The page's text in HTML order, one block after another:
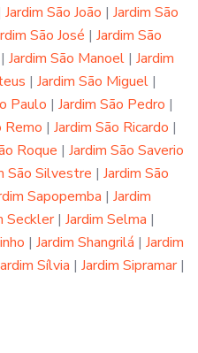
Jardim São João | Jardim São
São José | Jardim São
| Jardim São Manoel | Jardim
| Jardim São Miguel |
Paulo | Jardim São Pedro |
Remo | Jardim São Ricardo |
Roque | Jardim São Saverio
São Silvestre | Jardim São
Sapopemba | Jardim
Seckler| Jardim Selma |
| Jardim Shangrilá | Jardim
Sílvia | Jardim Sipramar|